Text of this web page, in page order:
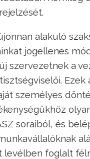
alakuló
jogellenes
szervezetnek a
személyes
soraiból, és
levélben foglalt